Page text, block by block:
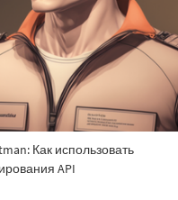
Как использовать
API